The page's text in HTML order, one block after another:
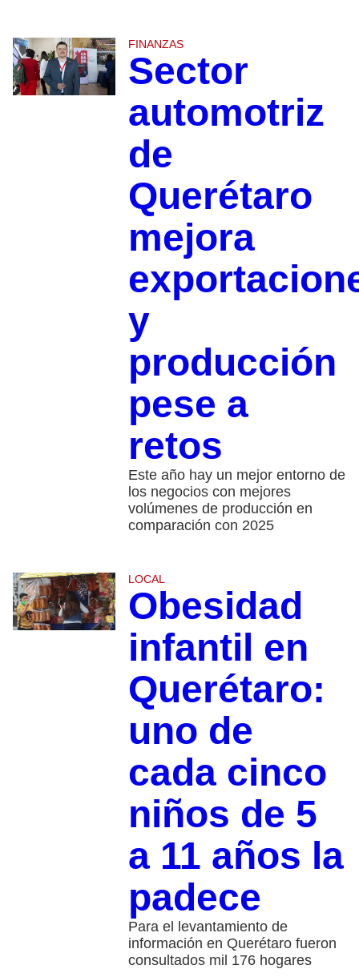
FINANZAS
Sector
automotriz
de
Querétaro
mejora
y
producción
pese a
retos
Este año hay un mejor entorno de
los negocios con mejores
volúmenes de producción en
comparación con 2025
LOCAL
Obesidad
infantil en
Querétaro:
uno de
cada cinco
niños de 5
a 11 años la
padece
Para el levantamiento de
información en Querétaro fueron
consultados mil 176 hogares